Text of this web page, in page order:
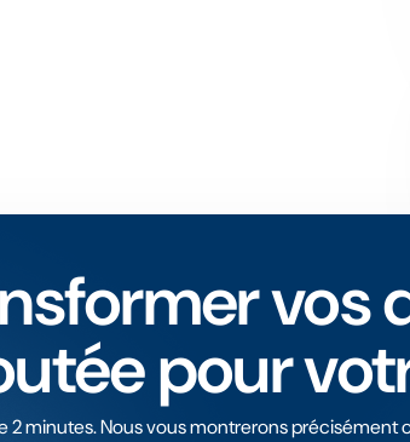
vos
pour
2 minutes. Nous vous montrerons